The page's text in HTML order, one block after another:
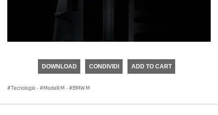
DOWNLOAD CONDIVIDI ADD TO CART
Tecnologia · Modelli M · BMW M